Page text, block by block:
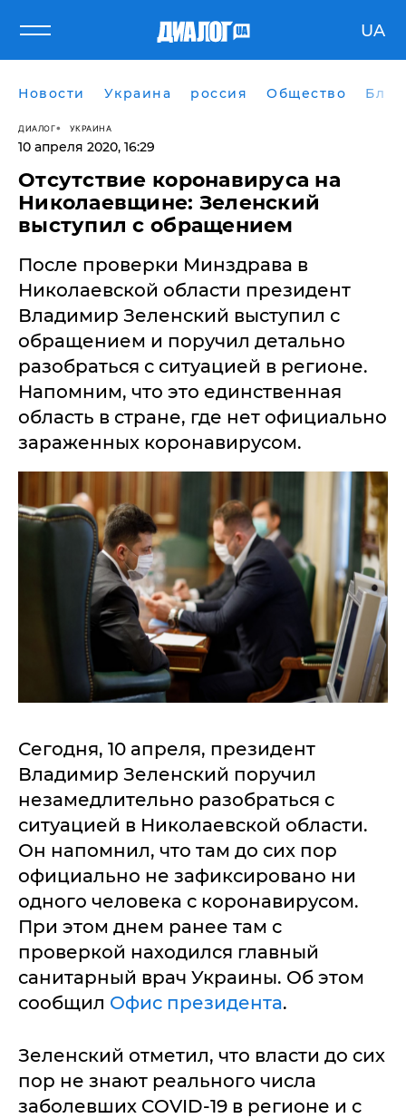
UA
Новости Украина россия Общество
ДИАЛОГ УКРАИНА
10 апреля 2020, 16:29
Отсутствие коронавируса на
Николаевщине: Зеленский
выступил с обращением
После проверки Минздрава в
Николаевской области президент
Владимир Зеленский выступил с
обращением и поручил детально
разобраться с ситуацией в регионе.
Напомним, что это единственная
область в стране, где нет официально
зараженных коронавирусом.
Сегодня, 10 апреля, президент
Владимир Зеленский поручил
незамедлительно разобраться с
ситуацией в Николаевской области.
Он напомнил, что там до сих пор
официально не зафиксировано ни
одного человека с коронавирусом.
При этом днем ранее там с
проверкой находился главный
санитарный врач Украины. Об этом
сообщил Офис президента.
Зеленский отметил, что власти до сих
пор не знают реального числа
заболевших COVID-19 в регионе и с